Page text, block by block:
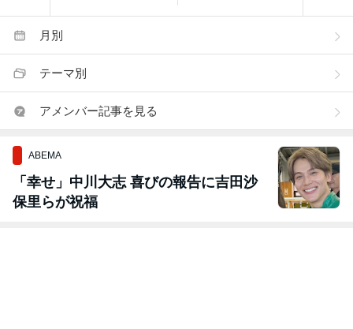
月別
テーマ別
アメンバー記事を見る
ABEMA
「幸せ」中川大志 喜びの報告に吉田沙
保里らが祝福